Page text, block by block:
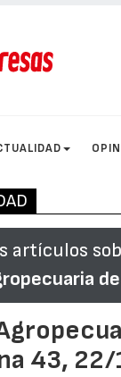
artículos
43,